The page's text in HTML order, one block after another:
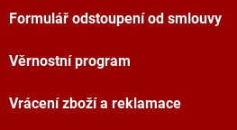
Formulář odstoupení od smlouvy
Věrnostní program
Vrácení zboží a reklamace